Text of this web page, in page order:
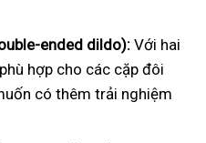
ended dildo): Với hai
hợp cho các cặp đôi
có thêm trải nghiệm